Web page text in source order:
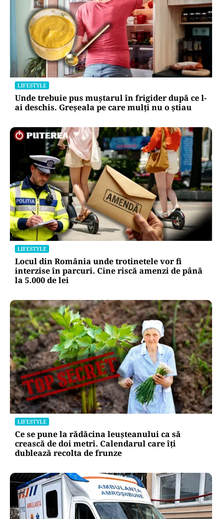
LIFESTYLE
Unde trebuie pus muștarul în frigider după ce l-
ai deschis. Greșeala pe care mulți nu o știau
LIFESTYLE
Locul din România unde trotinetele vor fi
interzise în parcuri. Cine riscă amenzi de până
la 5.000 de lei
LIFESTYLE
Ce se pune la rădăcina leușteanului ca să
crească de doi metri. Calendarul care îți
dublează recolta de frunze